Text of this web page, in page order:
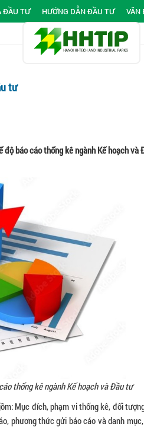
ĐẦU TƯ HƯỚNG DẪN ĐẦU TƯ VĂN
tư
báo cáo thống kê ngành Kế hoạch và
thống kê ngành Kế hoạch và Đầu tư
Mục đích, phạm vi thống kê, đối
phương thức gửi báo cáo và danh